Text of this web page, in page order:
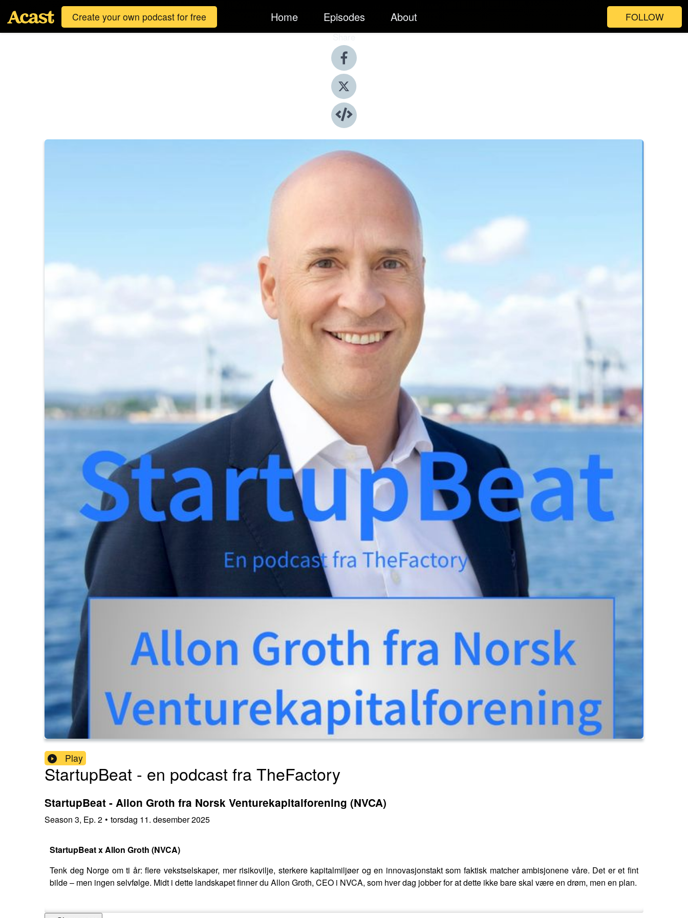
Create your own podcast for free Home Episodes About FOLLOW
Share
Play
StartupBeat - en podcast fra TheFactory
StartupBeat - Allon Groth fra Norsk Venturekapitalforening (NVCA)
Season 3, Ep. 2 • torsdag 11. desember 2025
StartupBeat x Allon Groth (NVCA)
Tenk deg Norge om ti år: flere vekstselskaper, mer risikovilje, sterkere kapitalmiljøer og en innovasjonstakt som faktisk matcher ambisjonene våre. Det er et fint
bilde – men ingen selvfølge. Midt i dette landskapet finner du Allon Groth, CEO i NVCA, som hver dag jobber for at dette ikke bare skal være en drøm, men en plan.